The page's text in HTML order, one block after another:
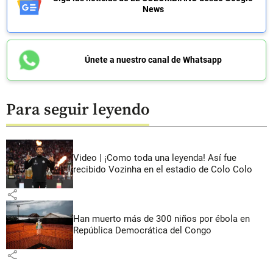
News
Únete a nuestro canal de Whatsapp
Para seguir leyendo
Video | ¡Como toda una leyenda! Así fue
recibido Vozinha en el estadio de Colo Colo
share
Han muerto más de 300 niños por ébola en
República Democrática del Congo
share